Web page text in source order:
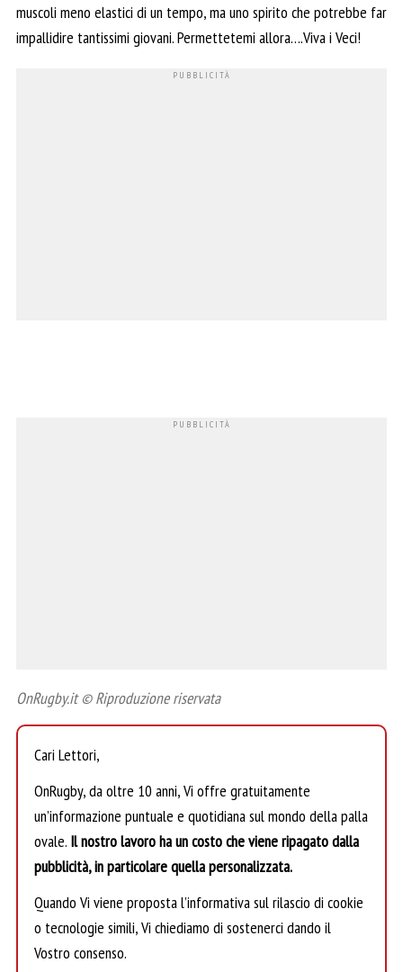
muscoli meno elastici di un tempo, ma uno spirito che potrebbe far
impallidire tantissimi giovani. Permettetemi allora….Viva i Veci!
OnRugby.it © Riproduzione riservata
Cari Lettori,
OnRugby, da oltre 10 anni, Vi offre gratuitamente
un’informazione puntuale e quotidiana sul mondo della palla
ovale. Il nostro lavoro ha un costo che viene ripagato dalla
pubblicità, in particolare quella personalizzata.
Quando Vi viene proposta l’informativa sul rilascio di cookie
o tecnologie simili, Vi chiediamo di sostenerci dando il
Vostro consenso.